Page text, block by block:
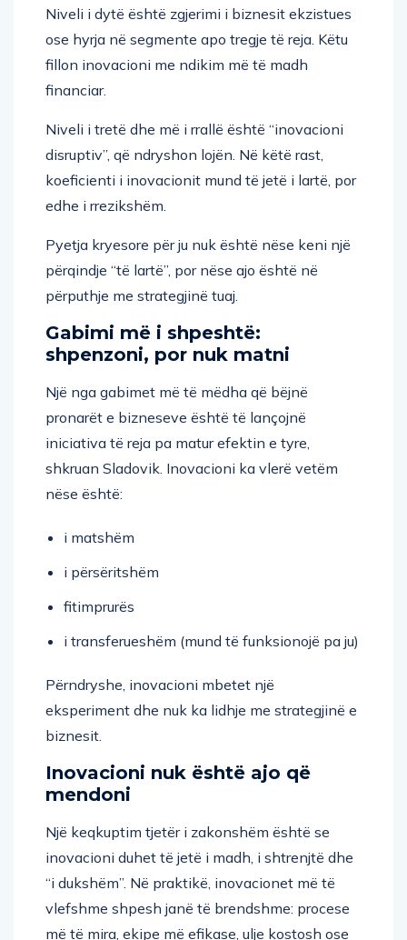
Niveli i dytë është zgjerimi i biznesit ekzistues
ose hyrja në segmente apo tregje të reja. Këtu
fillon inovacioni me ndikim më të madh
financiar.
Niveli i tretë dhe më i rrallë është “inovacioni
disruptiv”, që ndryshon lojën. Në këtë rast,
koeficienti i inovacionit mund të jetë i lartë, por
edhe i rrezikshëm.
Pyetja kryesore për ju nuk është nëse keni një
përqindje “të lartë”, por nëse ajo është në
përputhje me strategjinë tuaj.
Gabimi më i shpeshtë:
shpenzoni, por nuk matni
Një nga gabimet më të mëdha që bëjnë
pronarët e bizneseve është të lançojnë
iniciativa të reja pa matur efektin e tyre,
shkruan Sladovik. Inovacioni ka vlerë vetëm
nëse është:
i matshëm
i përsëritshëm
fitimprurës
i transferueshëm (mund të funksionojë pa ju)
Përndryshe, inovacioni mbetet një
eksperiment dhe nuk ka lidhje me strategjinë e
biznesit.
Inovacioni nuk është ajo që
mendoni
Një keqkuptim tjetër i zakonshëm është se
inovacioni duhet të jetë i madh, i shtrenjtë dhe
“i dukshëm”. Në praktikë, inovacionet më të
vlefshme shpesh janë të brendshme: procese
më të mira, ekipe më efikase, ulje kostosh ose